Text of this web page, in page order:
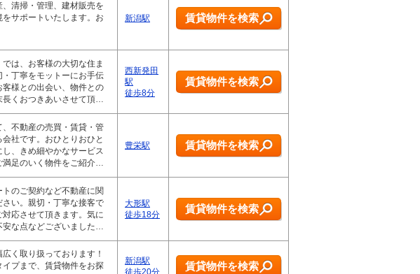
清掃・管理、建材販売を
サポートいたします。お
新潟駅 賃貸物件を検索
では、お客様の大切な住ま
丁寧をモットーにお手伝
様との出会い、物件との
長くおつきあいさせて頂…
西新発田
駅
徒歩8分
賃貸物件を検索
不動産の売買・賃貸・管
社です。おひとりおひと
、きめ細やかなサービス
満足のいく物件をご紹介…
豊栄駅 賃貸物件を検索
のご契約など不動産に関
い。親切・丁寧な接客で
応させて頂きます。気に
安な点などございました…
大形駅
徒歩18分
賃貸物件を検索
く取り扱っております！
プまで、賃貸物件をお探
新潟駅
徒歩20分
賃貸物件を検索